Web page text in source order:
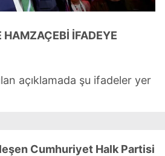
HAMZAÇEBİ İFADEYE
açıklamada şu ifadeler yer
Cumhuriyet Halk Partisi